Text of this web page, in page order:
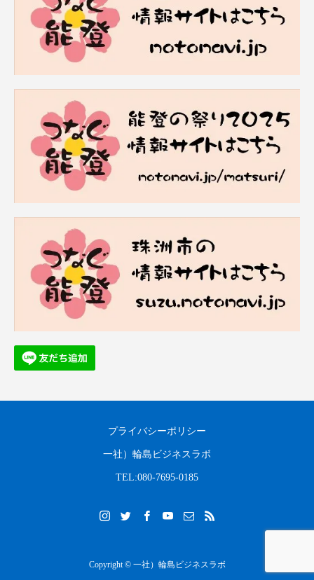
プライバシーポリシー
一社）輪島ビジネスラボ
TEL:080-7695-0185
Copyright © 一社）輪島ビジネスラボ